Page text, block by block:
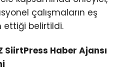
çalışmaların eş
ettiği belirtildi.
SiirtPress Haber Ajansı